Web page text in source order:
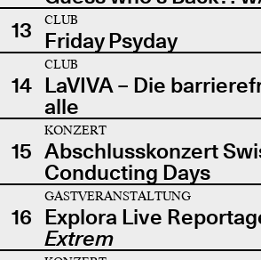
13
CLUB
Friday Psyday
14
CLUB
LaVIVA – Die
alle
15
KONZERT
Abschlusskonzert
Conducting Days
16
GASTVERANSTALTUNG
Explora Live
Extrem